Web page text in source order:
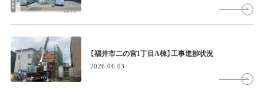
【福井市二の宮1丁目A棟】工事進捗状況
2026.06.03